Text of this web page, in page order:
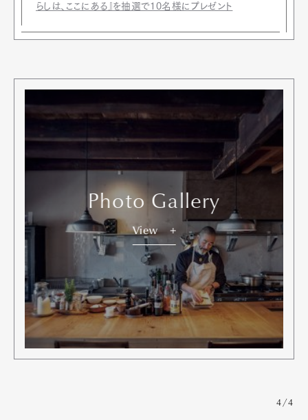
らしは、ここにある』を抽選で10名様にプレゼント
Photo Gallery
View
4/4